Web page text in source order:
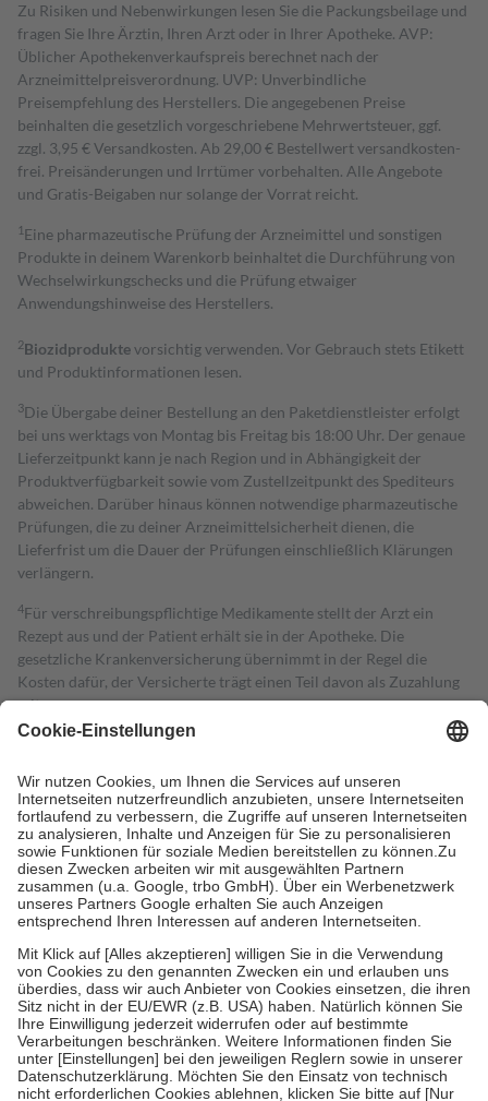
Zu Risiken und Nebenwirkungen lesen Sie die Packungsbeilage und
fragen Sie Ihre Ärztin, Ihren Arzt oder in Ihrer Apotheke. AVP:
Üblicher Apothekenverkaufspreis berechnet nach der
Arzneimittelpreisverordnung. UVP: Unverbindliche
Preisempfehlung des Herstellers. Die angegebenen Preise
beinhalten die gesetzlich vorgeschriebene Mehrwertsteuer, ggf.
zzgl. 3,95 € Versandkosten. Ab 29,00 € Bestell­wert versand­kosten­
frei. Preisänderungen und Irrtümer vorbehalten. Alle Angebote
und Gratis-Beigaben nur solange der Vorrat reicht.
1 Eine pharmazeutische Prüfung der Arzneimittel und sonstigen
Produkte in deinem Warenkorb beinhaltet die Durchführung von
Wechselwirkungschecks und die Prüfung etwaiger
Anwendungshinweise des Herstellers.
2Biozidproduktevorsichtig verwenden. Vor Gebrauch stets Etikett
und Produktinformationen lesen.
3Die Übergabe deiner Bestellung an den Paketdienstleister erfolgt
bei uns werktags von Montag bis Freitag bis 18:00 Uhr. Der genaue
Lieferzeitpunkt kann je nach Region und in Abhängigkeit der
Produktverfügbarkeit sowie vom Zustellzeitpunkt des Spediteurs
abweichen. Darüber hinaus können notwendige pharmazeutische
Prüfungen, die zu deiner Arzneimittelsicherheit dienen, die
Lieferfrist um die Dauer der Prüfungen einschließlich Klärungen
verlängern.
4Für verschreibungspflichtige Medikamente stellt der Arzt ein
Rezept aus und der Patient erhält sie in der Apotheke. Die
gesetzliche Krankenversicherung übernimmt in der Regel die
Kosten dafür, der Versicherte trägt einen Teil davon als Zuzahlung
mit.
Grundsätzlich leisten Mitglieder Zuzahlungen in Höhe von zehn
höchstens zehn Euro.
Es sind jedoch nie mehr als die tatsächlichen
Kosten der Leistung zu entrichten.
Diese Regeln gelten grundsätzlich auch für Online-Apotheken.
Bei Heilmitteln und häuslicher Krankenpflege beträgt die
Zuzahlung zehn Prozent der Kosten sowie zehn Euro je
Verordnung.
Um das Engagement der Versicherten für ihre eigene Gesundheit zu
stärken und die besondere Stellung der Familie zu unterstützen,
fallenkeine Zuzahlungenan bei:
• Kindern und Jugendlichen bis zum vollendeten 18. Lebensjahr
mit Ausnahme der Fahrkosten
• Untersuchungen zur Vorsorge und Früherkennung, die von der
GKV getragen werden
• empfohlenen Schutzimpfungen
• Harn- und Blutteststreifen